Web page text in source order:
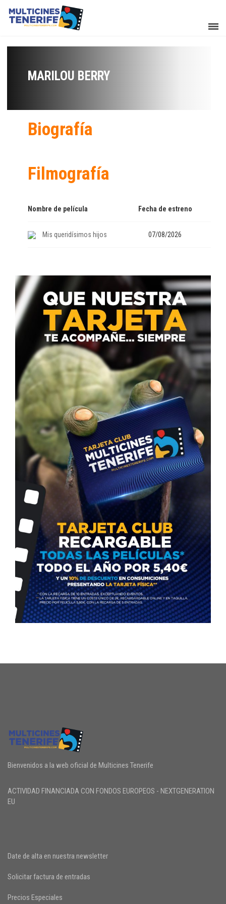
MARILOU BERRY
Biografía
Filmografía
Nombre de película Fecha de estreno
Mis queridísimos hijos 07/08/2026
Bienvenidos a la web oficial de Multicines Tenerife
ACTIVIDAD FINANCIADA CON FONDOS EUROPEOS - NEXTGENERATION
EU
Date de alta en nuestra newsletter
Solicitar factura de entradas
Precios Especiales